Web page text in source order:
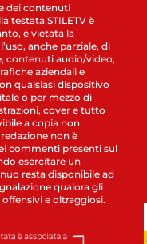
dei contenuti
testata STILETV è
è vietata la
anche parziale, di
contenuti audio/video,
aziendali e
qualsiasi dispositivo
o per mezzo di
cover e tutto
a copia non
non è
commenti presenti sul
esercitare un
resta disponibile ad
qualora gli
e oltraggiosi.